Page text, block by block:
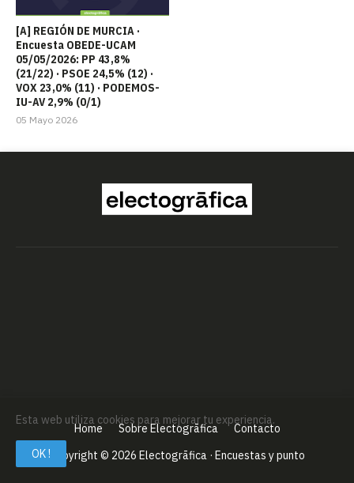
[A] REGIÓN DE MURCIA ·
Encuesta OBEDE-UCAM
05/05/2026: PP 43,8%
(21/22) · PSOE 24,5% (12) ·
VOX 23,0% (11) · PODEMOS-
IU-AV 2,9% (0/1)
05 Mayo 2026
Copyright © 2026 Electogrāfica · Encuestas y punto
Home Sobre Electogrāfica Contacto
Esta web utiliza cookies para mejorar tu experiencia.
OK !